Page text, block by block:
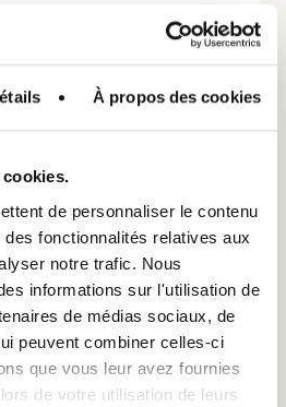
À propos des cookies
de personnaliser le contenu
fonctionnalités relatives aux
notre trafic. Nous
informations sur l'utilisation de
de médias sociaux, de
peuvent combiner celles-ci
que vous leur avez fournies
de votre utilisation de leurs